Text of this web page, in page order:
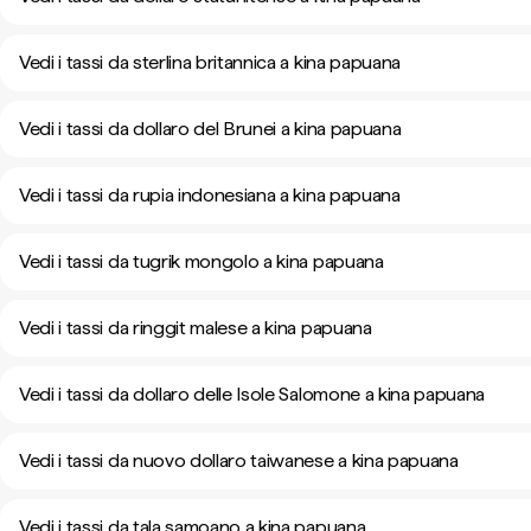
Vedi i tassi da sterlina britannica a kina papuana
Vedi i tassi da dollaro del Brunei a kina papuana
Vedi i tassi da rupia indonesiana a kina papuana
Vedi i tassi da tugrik mongolo a kina papuana
Vedi i tassi da ringgit malese a kina papuana
Vedi i tassi da dollaro delle Isole Salomone a kina papuana
Vedi i tassi da nuovo dollaro taiwanese a kina papuana